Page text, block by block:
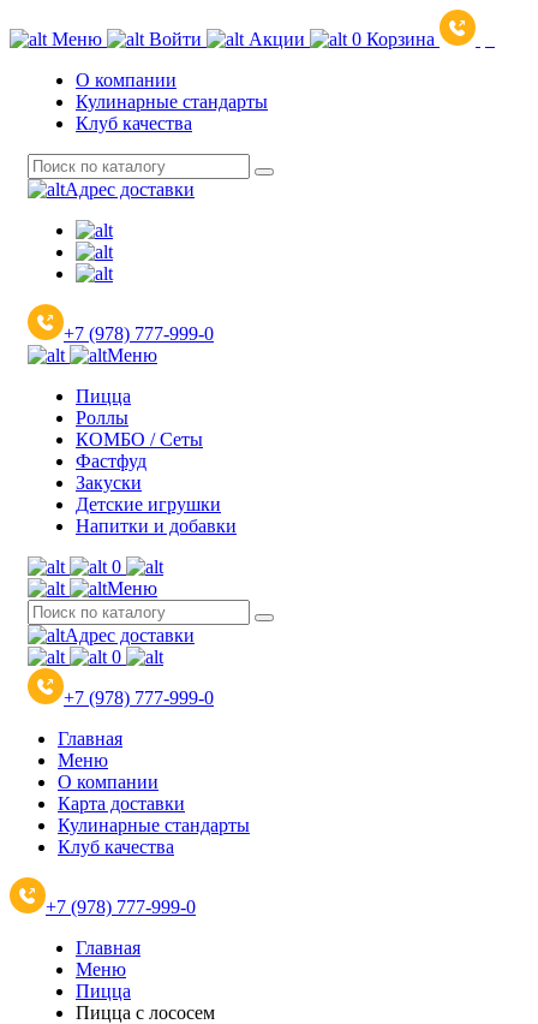
Меню Войти Акции 0 Корзина
О компании
Кулинарные стандарты
Клуб качества
Адрес доставки
+7 (978) 777-999-0
Меню
Пицца
Роллы
КОМБО / Сеты
Фастфуд
Закуски
Детские игрушки
Напитки и добавки
0
Меню
Адрес доставки
0
+7 (978) 777-999-0
Главная
Меню
О компании
Карта доставки
Кулинарные стандарты
Клуб качества
+7 (978) 777-999-0
Главная
Меню
Пицца
Пицца с лососем